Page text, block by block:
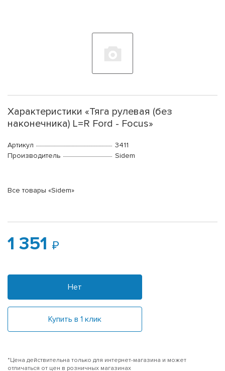
Характеристики «Тяга рулевая (без
наконечника) L=R Ford - Focus»
Артикул
3411
Производитель
Sidem
Все товары «Sidem»
1 351
Нет
Купить в 1 клик
*Цена действительна только для интернет-магазина и может
отличаться от цен в розничных магазинах